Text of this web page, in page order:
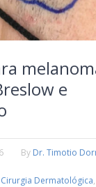
e
By Dr. Timotio
Cirurgia Dermatológica,